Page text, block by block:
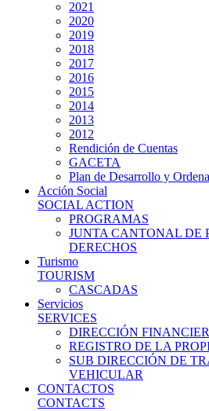
2021
2020
2019
2018
2017
2016
2015
2014
2013
2012
Rendición de Cuentas
GACETA
Plan de Desarrollo y
Acción Social
SOCIAL ACTION
PROGRAMAS
JUNTA CANTONAL DE
DERECHOS
Turismo
TOURISM
CASCADAS
Servicios
SERVICES
DIRECCIÓN
REGISTRO DE LA
SUB DIRECCIÓN DE
VEHICULAR
CONTACTOS
CONTACTS